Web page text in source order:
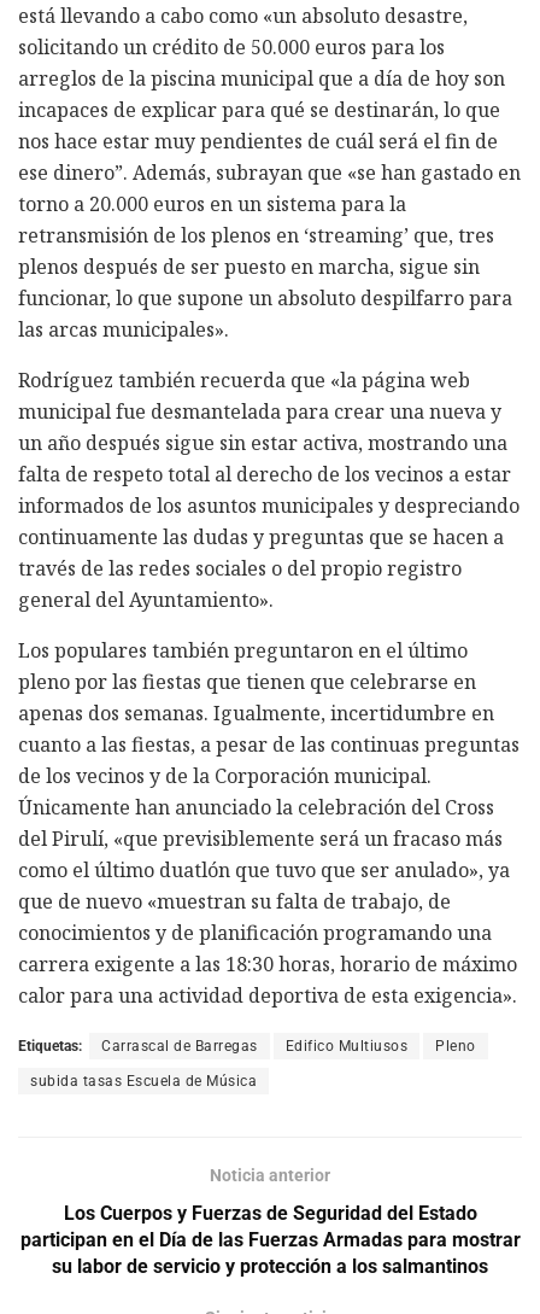
está llevando a cabo como «un absoluto desastre,
solicitando un crédito de 50.000 euros para los
arreglos de la piscina municipal que a día de hoy son
incapaces de explicar para qué se destinarán, lo que
nos hace estar muy pendientes de cuál será el fin de
ese dinero”. Además, subrayan que «se han gastado en
torno a 20.000 euros en un sistema para la
retransmisión de los plenos en ‘streaming’ que, tres
plenos después de ser puesto en marcha, sigue sin
funcionar, lo que supone un absoluto despilfarro para
las arcas municipales».
Rodríguez también recuerda que «la página web
municipal fue desmantelada para crear una nueva y
un año después sigue sin estar activa, mostrando una
falta de respeto total al derecho de los vecinos a estar
informados de los asuntos municipales y despreciando
continuamente las dudas y preguntas que se hacen a
través de las redes sociales o del propio registro
general del Ayuntamiento».
Los populares también preguntaron en el último
pleno por las fiestas que tienen que celebrarse en
apenas dos semanas. Igualmente, incertidumbre en
cuanto a las fiestas, a pesar de las continuas preguntas
de los vecinos y de la Corporación municipal.
Únicamente han anunciado la celebración del Cross
del Pirulí, «que previsiblemente será un fracaso más
como el último duatlón que tuvo que ser anulado», ya
que de nuevo «muestran su falta de trabajo, de
conocimientos y de planificación programando una
carrera exigente a las 18:30 horas, horario de máximo
calor para una actividad deportiva de esta exigencia».
Etiquetas: Carrascal de Barregas Edifico Multiusos Pleno
subida tasas Escuela de Música
Noticia anterior
Los Cuerpos y Fuerzas de Seguridad del Estado
participan en el Día de las Fuerzas Armadas para mostrar
su labor de servicio y protección a los salmantinos